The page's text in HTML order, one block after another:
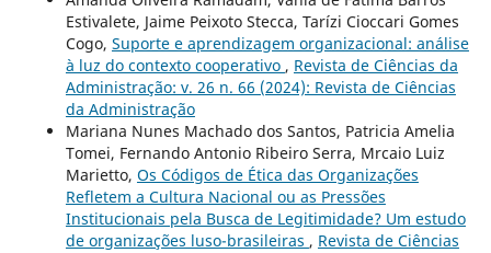
Estivalete, Jaime Peixoto Stecca, Tarízi Cioccari Gomes
Cogo, Suporte e aprendizagem organizacional: análise
à luz do contexto cooperativo , Revista de Ciências da
Administração: v. 26 n. 66 (2024): Revista de Ciências
da Administração
Mariana Nunes Machado dos Santos, Patricia Amelia
Tomei, Fernando Antonio Ribeiro Serra, Mrcaio Luiz
Marietto, Os Códigos de Ética das Organizações
Refletem a Cultura Nacional ou as Pressões
Institucionais pela Busca de Legitimidade? Um estudo
de organizações luso-brasileiras , Revista de Ciências